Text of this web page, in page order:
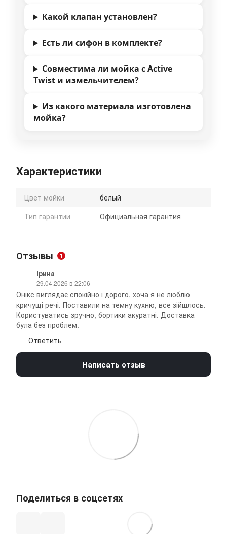
Какой клапан установлен?
Есть ли сифон в комплекте?
Совместима ли мойка с Active
Twist и измельчителем?
Из какого материала изготовлена
мойка?
Характеристики
Цвет мойки
белый
Тип гарантии
Официальная гарантия
Отзывы 1
Ірина
29.04.2026 в 22:06
Онікс виглядає спокійно і дорого, хоча я не люблю
кричущі речі. Поставили на темну кухню, все зійшлось.
Користуватись зручно, бортики акуратні. Доставка
була без проблем.
Ответить
Написать отзыв
Поделиться в соцсетях